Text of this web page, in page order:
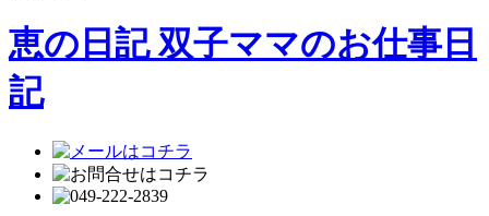
恵の日記 双子ママのお仕事日
記